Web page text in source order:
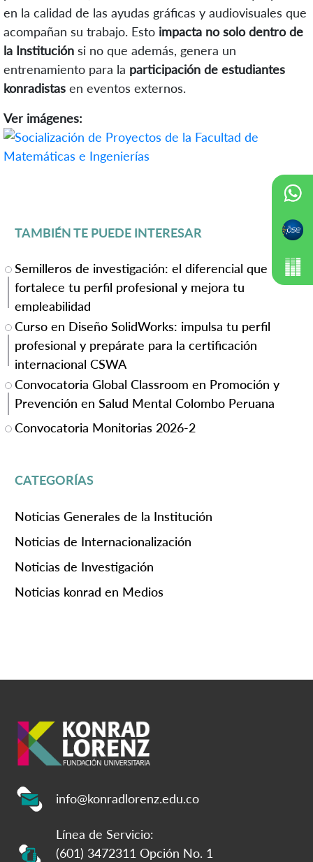
en la calidad de las ayudas gráficas y audiovisuales que
acompañan su trabajo. Esto impacta no solo dentro de
la Institución si no que además, genera un
entrenamiento para la participación de estudiantes
konradistas en eventos externos.
Ver imágenes:
TAMBIÉN TE PUEDE INTERESAR
Semilleros de investigación: el diferencial que
fortalece tu perfil profesional y mejora tu
empleabilidad
Curso en Diseño SolidWorks: impulsa tu perfil
profesional y prepárate para la certificación
internacional CSWA
Convocatoria Global Classroom en Promoción y
Prevención en Salud Mental Colombo Peruana
Convocatoria Monitorias 2026-2
CATEGORÍAS
Noticias Generales de la Institución
Noticias de Internacionalización
Noticias de Investigación
Noticias konrad en Medios
info@konradlorenz.edu.co
Línea de Servicio:
(601) 3472311 Opción No. 1